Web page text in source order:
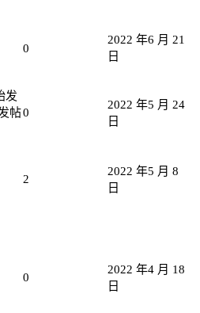
0
2022 年6 月 21
日
0
2022 年5 月 24
日
2
2022 年5 月 8
日
0
2022 年4 月 18
日